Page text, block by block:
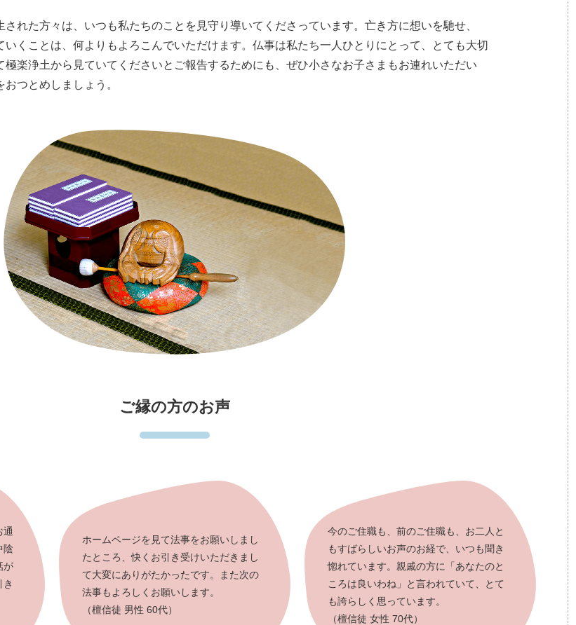
れた方々は、いつも私たちのことを見守り導いてくださっています。亡き方に想いを馳せ、
くことは、何よりもよろこんでいただけます。仏事は私たち一人ひとりにとって、とても大切
極楽浄土から見ていてくださいとご報告するためにも、ぜひ小さなお子さまもお連れいただい
つとめしましょう。
ご縁の方のお声
通
陰
が
ホームページを見て法事をお願いしまし
たところ、快くお引き受けいただきまし
て大変にありがたかったです。また次の
法事もよろしくお願いします。
（檀信徒 男性 60代）
今のご住職も、前のご住職も、お二人と
もすばらしいお声のお経で、いつも聞き
惚れています。親戚の方に「あなたのと
ころは良いわね」と言われていて、とて
も誇らしく思っています。
（檀信徒 女性 70代）